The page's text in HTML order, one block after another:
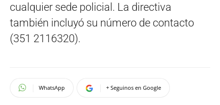
cualquier sede policial. La directiva
también incluyó su número de contacto
(351 2116320).
WhatsApp + Seguinos en Google